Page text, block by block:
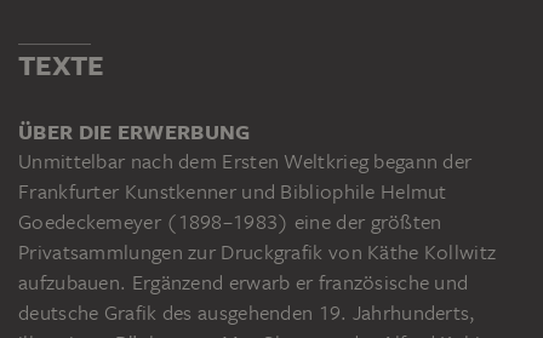
TEXTE
ÜBER DIE ERWERBUNG
Unmittelbar nach dem Ersten Weltkrieg begann der
Frankfurter Kunstkenner und Bibliophile Helmut
Goedeckemeyer (1898–1983) eine der größten
Privatsammlungen zur Druckgrafik von Käthe Kollwitz
aufzubauen. Ergänzend erwarb er französische und
deutsche Grafik des ausgehenden 19. Jahrhunderts,